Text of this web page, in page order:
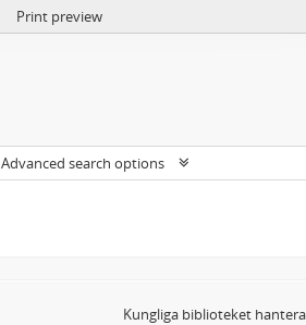
Print preview
Advanced search options
Kungliga biblioteket